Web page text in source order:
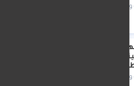
الوطنيه يختار النائب وليد
للحزب واللواء دكتور راضي
اميناا للتنظيم